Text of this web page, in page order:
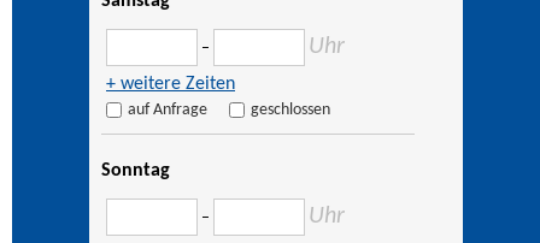
– Uhr
+ weitere Zeiten
auf Anfrage geschlossen
Sonntag
– Uhr